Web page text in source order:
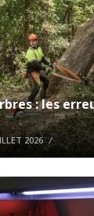
: les
2026